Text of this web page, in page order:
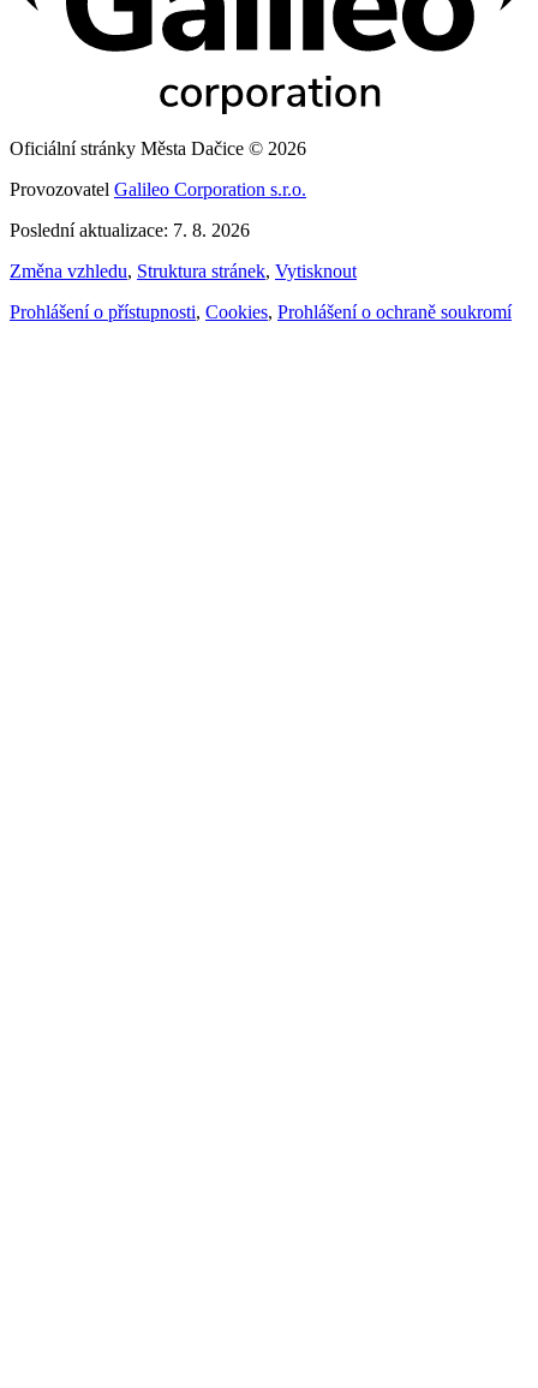
Oficiální stránky Města Dačice © 2026
Provozovatel Galileo Corporation s.r.o.
Poslední aktualizace: 7. 8. 2026
Změna vzhledu, Struktura stránek, Vytisknout
Prohlášení o přístupnosti, Cookies, Prohlášení o ochraně soukromí